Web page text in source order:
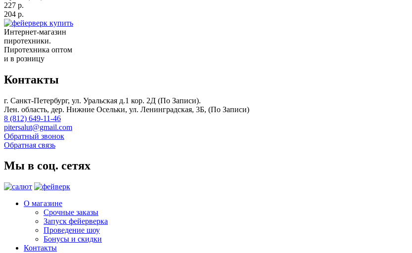
227 р.
204 р.
Интернет-магазин
пиротехники.
Пиротехника оптом
и в розницу
Контакты
г. Санкт-Петербург, ул. Уральская д.1 кор. 2Д (По Записи).
Лен. область, дер. Нижние Осельки, ул. Ленинградская, 3Б, (По Записи)
8 (812) 649-11-46
pitersalut@gmail.com
Обратный звонок
Обратная связь
Мы в соц. сетях
О магазине
Срочные заказы
Запуск фейерверка
Проведение шоу
Бонусы и скидки
Контакты